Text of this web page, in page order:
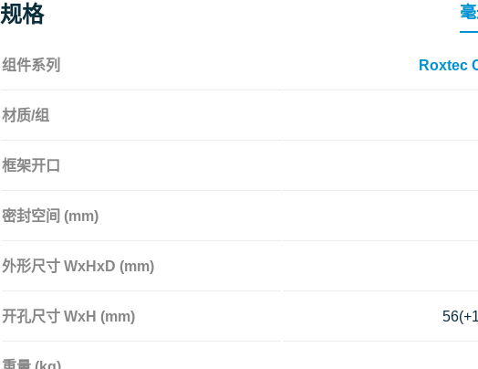
规格
组件系列 Roxtec
材质/组
框架开口
密封空间 (mm)
外形尺寸 WxHxD (mm)
开孔尺寸 WxH (mm)